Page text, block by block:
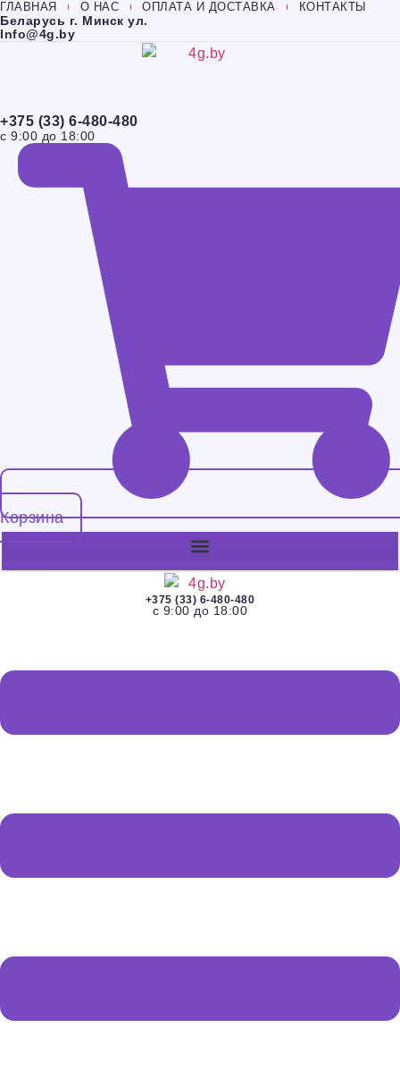
Перейти
к
ГЛАВНАЯ О НАС ОПЛАТА И ДОСТАВКА КОНТАКТЫ
Беларусь г. Минск ул.
Info@4g.by
+375 (33) 6-480-480
с 9:00 до 18:00
Корзина
+375 (33) 6-480-480
с 9:00 до 18:00